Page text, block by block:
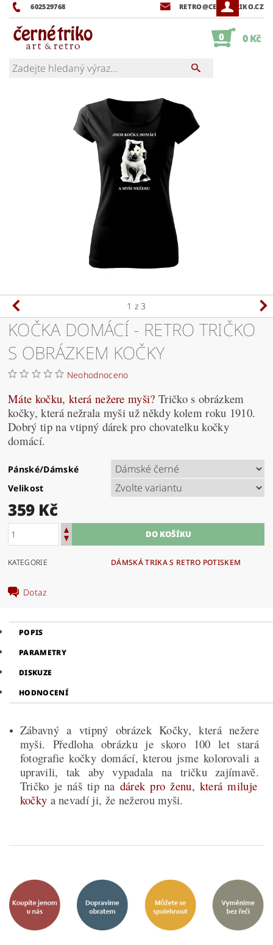
602529768 RETRO@CERNETRIKO.CZ
0 0 Kč
1 z 3
KOČKA DOMÁCÍ - RETRO TRIČKO
S OBRÁZKEM KOČKY
Neohodnoceno
Máte kočku, která nežere myši? Tričko s obrázkem
kočky, která nežrala myši už někdy kolem roku 1910.
Dobrý tip na vtipný dárek pro chovatelku kočky
domácí.
Pánské/Dámské
Velikost
359 Kč
KATEGORIE DÁMSKÁ TRIKA S RETRO POTISKEM
Dotaz
POPIS
PARAMETRY
DISKUZE
HODNOCENÍ
Zábavný a vtipný obrázek Kočky, která nežere
myši. Předloha obrázku je skoro 100 let stará
fotografie kočky domácí, kterou jsme kolorovali a
upravili, tak aby vypadala na tričku zajímavě.
Tričko je náš tip na dárek pro ženu, která miluje
kočky a nevadí ji, že nežerou myši.